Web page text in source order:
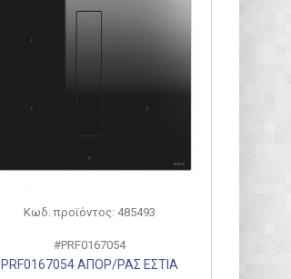
Κωδ. προϊόντος: 485493
#PRF0167054
PRF0167054 ΑΠΟΡ/ΡΑΣ ΕΣΤΙΑ